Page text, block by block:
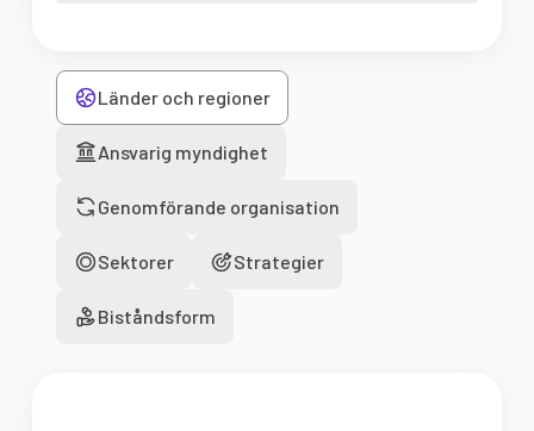
Länder och regioner
Ansvarig myndighet
Genomförande organisation
Sektorer Strategier
Biståndsform